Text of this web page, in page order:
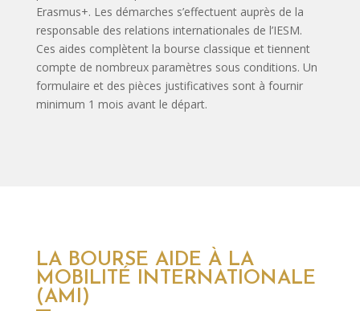
Erasmus+. Les démarches s’effectuent auprès de la
responsable des relations internationales de l’IESM.
Ces aides complètent la bourse classique et tiennent
compte de nombreux paramètres sous conditions. Un
formulaire et des pièces justificatives sont à fournir
minimum 1 mois avant le départ.
LA BOURSE AIDE À LA
MOBILITÉ INTERNATIONALE
(AMI)